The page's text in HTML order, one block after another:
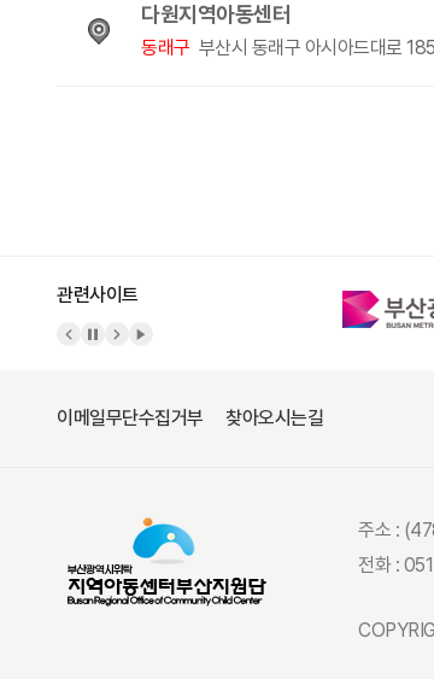
다원지역아동센터
동래구 부산시 동래구 아시아드대로
관련사이트
이메일무단수집거부 찾아오시는길
주소 :
전화 :